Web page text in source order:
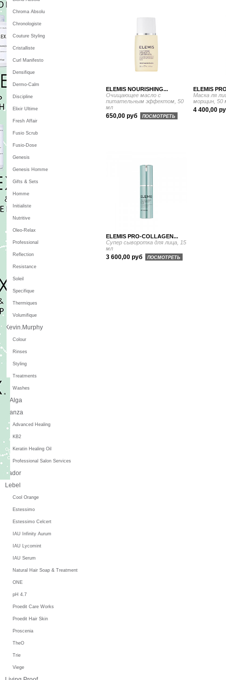
ELEMIS NOURISHING...
Очищающее масло с
питательным эффектом, 50
мл
650,00 руб ПОСМОТРЕТЬ
ELEMIS
Маска ля
морщин, 50
4 400,00
ELEMIS PRO-COLLAGEN...
Супер сыворотка для лица, 15
мл
3 600,00 руб ПОСМОТРЕТЬ
Chroma Absolu
Chronologiste
Couture Styling
Cristalliste
Curl Manifesto
Densifique
Dermo-Calm
Discipline
Elixir Ultime
Fresh Affair
Fusio Scrub
Fusio-Dose
Genesis
Genesis Homme
Gifts & Sets
Homme
Initialiste
Nutritive
Oleo-Relax
Professional
Reflection
Resistance
Soleil
Specifique
Thermiques
Volumifique
Kevin.Murphy
Colour
Rinses
Styling
Treatments
Washes
L'Alga
L'anza
Advanced Healing
KB2
Keratin Healing Oil
Professional Salon Services
Lador
Lebel
Cool Orange
Estessimo
Estessimo Celcert
IAU Infinity Aurum
IAU Lycomint
IAU Serum
Natural Hair Soap & Treatment
ONE
pH 4.7
Proedit Care Works
Proedit Hair Skin
Proscenia
TheO
Trie
Viege